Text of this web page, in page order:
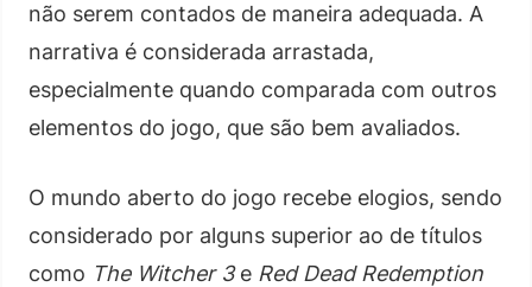
não serem contados de maneira adequada. A
narrativa é considerada arrastada,
especialmente quando comparada com outros
elementos do jogo, que são bem avaliados.
O mundo aberto do jogo recebe elogios, sendo
considerado por alguns superior ao de títulos
como The Witcher 3e Red Dead Redemption